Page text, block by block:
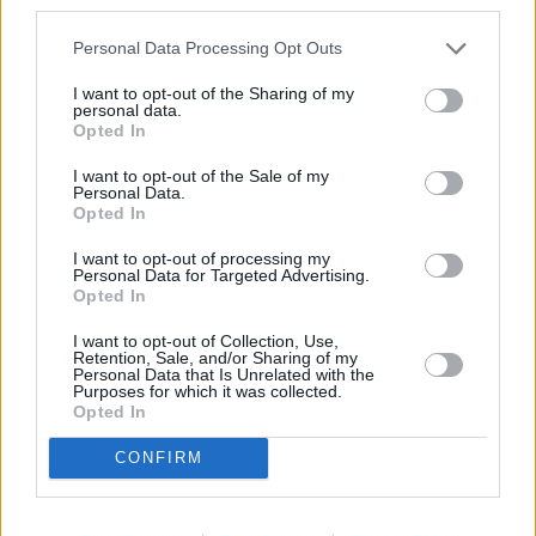
Personal Data Processing Opt Outs
I want to opt-out of the Sharing of my
personal data.
Opted In
I want to opt-out of the Sale of my
Personal Data.
Opted In
I want to opt-out of processing my
Personal Data for Targeted Advertising.
Opted In
I want to opt-out of Collection, Use,
Retention, Sale, and/or Sharing of my
Personal Data that Is Unrelated with the
Purposes for which it was collected.
Opted In
CONFIRM
Vybrané články
Prima sport - co nabídne v prvním
vysílacím týdnu
Kdy a kde bude Prima sport k
naladění na Skylinku
Parabola.cz- web o satelitní, terestrické a kabelové televizi, ©
O webu parabola.cz•O souborech cookies•
Dovolená u moře